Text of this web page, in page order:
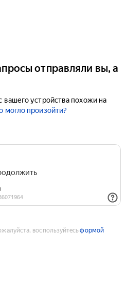
отправляли вы, а
вашего устройства похожи на
могло произойти?
воспользуйтесьформой